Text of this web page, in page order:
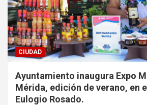
CIUDAD
Ayuntamiento inaugura Expo
Mérida, edición de verano, en
Eulogio Rosado.